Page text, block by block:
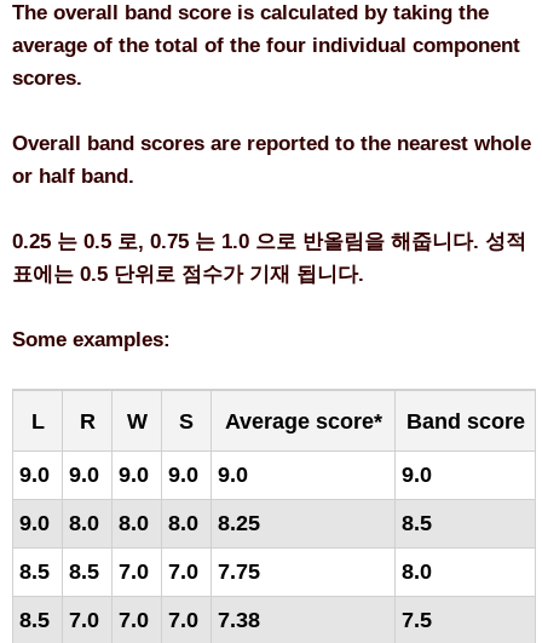
The overall band score is calculated by taking the
average of the total of the four individual component
scores.
Overall band scores are reported to the nearest whole
or half band.
0.25 는 0.5 로, 0.75 는 1.0 으로 반올림을 해줍니다. 성적
표에는 0.5 단위로 점수가 기재 됩니다.
Some examples:
L R W S Average score* Band score
9.0 9.0 9.0 9.0 9.0
9.0
9.0
8.0 8.0 8.0 8.25
8.5
8.5
8.5 7.0 7.0 7.75
8.0
8.5
7.0 7.0 7.0 7.38
7.5